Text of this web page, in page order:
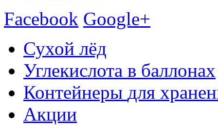
Facebook Google+
Сухой лёд
Углекислота в баллонах
Контейнеры для
Акции